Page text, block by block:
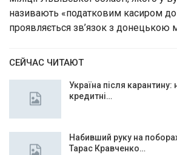
називають «податковим касиром
проявляється зв’язок з донецькою
СЕЙЧАС ЧИТАЮТ
Україна після карантину:
кредитні…
Набивший руку на
Тарас Кравченко…